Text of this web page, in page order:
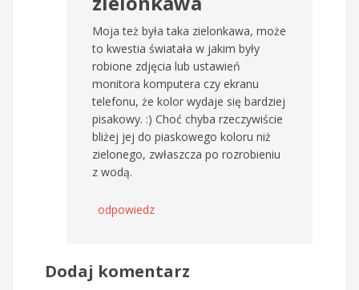
Moja też była taka zielonkawa, może
to kwestia światała w jakim były
robione zdjęcia lub ustawień
monitora komputera czy ekranu
telefonu, że kolor wydaje się bardziej
pisakowy. :) Choć chyba rzeczywiście
bliżej jej do piaskowego koloru niż
zielonego, zwłaszcza po rozrobieniu
z wodą.
odpowiedz
Dodaj komentarz